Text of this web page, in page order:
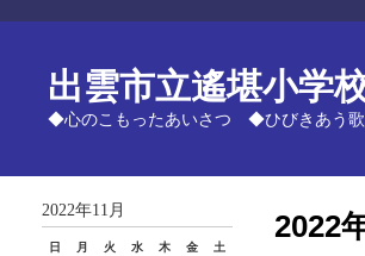
出雲市立遙堪小学
◆心のこもったあいさつ ◆ひびきあう
2022
2022年11月
日 月 火 水 木 金
土